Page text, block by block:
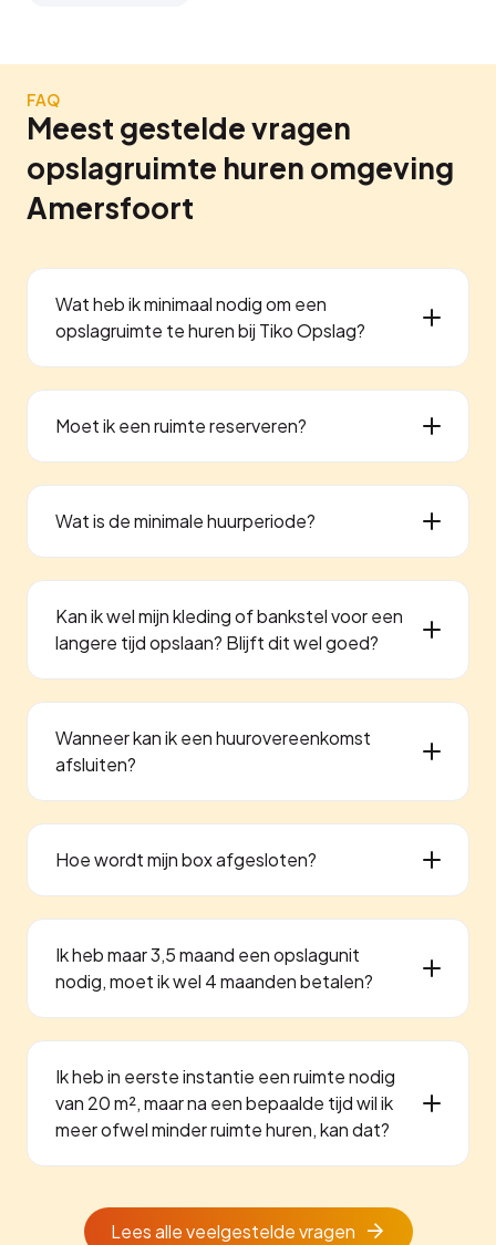
FAQ
Meest gestelde vragen
opslagruimte huren omgeving
Amersfoort
Wat heb ik minimaal nodig om een
opslagruimte te huren bij Tiko Opslag?
Moet ik een ruimte reserveren?
Wat is de minimale huurperiode?
Kan ik wel mijn kleding of bankstel voor een
langere tijd opslaan? Blijft dit wel goed?
Wanneer kan ik een huurovereenkomst
afsluiten?
Hoe wordt mijn box afgesloten?
Ik heb maar 3,5 maand een opslagunit
nodig, moet ik wel 4 maanden betalen?
Ik heb in eerste instantie een ruimte nodig
van 20 m², maar na een bepaalde tijd wil ik
meer ofwel minder ruimte huren, kan dat?
Lees alle veelgestelde vragen